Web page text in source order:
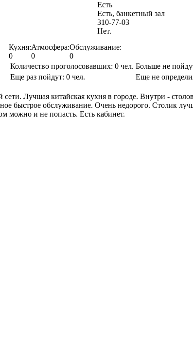
Есть
Есть, банкетный зал
310-77-03
Нет.
Кухня:
0
Атмосфера:
0
Обслуживание:
0
Количество проголосовавших: 0 чел. Больше не
Еще раз пойдут: 0 чел. Еще не
сети. Лучшая китайская кухня в городе. Внутри -
быстрое обслуживание. Очень недорого. Столик
можно и не попасть. Есть кабинет.